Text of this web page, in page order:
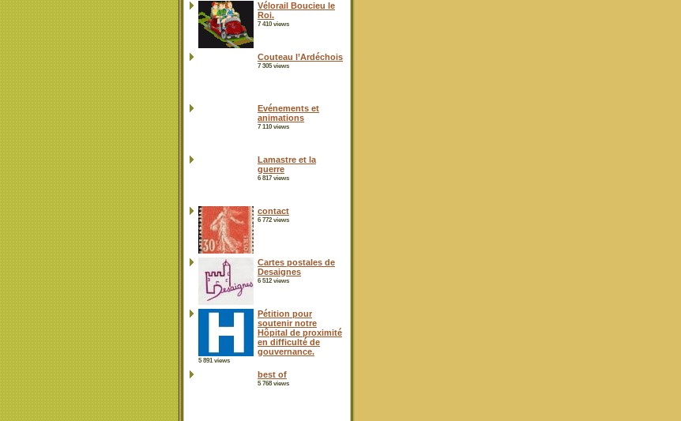
Vélorail Boucieu le
Roi.
7 410 views
Couteau l’Ardéchois
7 305 views
Evénements et
animations
7 110 views
Lamastre et la
guerre
6 817 views
contact
6 772 views
Cartes postales de
Desaignes
6 512 views
Pétition pour
soutenir notre
Hôpital de proximité
en difficulté de
gouvernance.
5 891 views
best of
5 768 views